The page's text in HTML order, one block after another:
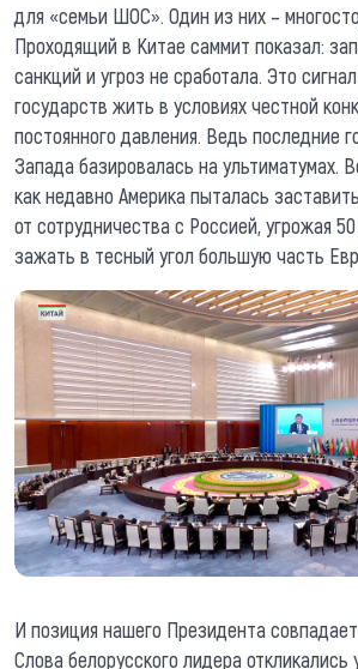
для «семьи ШОС». Один из них –
Проходящий в Китае саммит показал:
санкций и угроз не сработала. Это
государств жить в условиях честной
постоянного давления. Ведь последние
Запада базировалась на ультиматумах.
как недавно Америка пыталась
от сотрудничества с Россией, угрожая
зажать в тесный угол большую часть
И позиция нашего Президента
Слова белорусского лидера